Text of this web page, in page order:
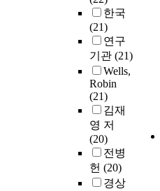
한국
(21)
연구
기관 (21)
Wells,
Robin
(21)
김재
영 저
(20)
전병
헌 (20)
경상